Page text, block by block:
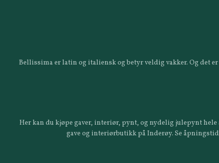
Bellissima er latin og italiensk og betyr veldig vakker. Og det
Her kan du kjøpe gaver, interiør, pynt, og nydelig julepynt
gave og interiørbutikk på Inderøy. Se